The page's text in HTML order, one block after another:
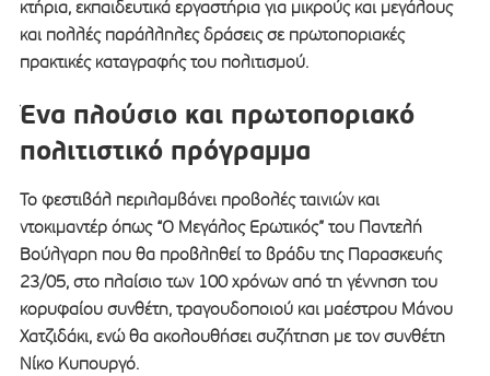
κτήρια, εκπαιδευτικά εργαστήρια για μικρούς και μεγάλους
και πολλές παράλληλες δράσεις σε πρωτοποριακές
πρακτικές καταγραφής του πολιτισμού.
Ένα πλούσιο και πρωτοποριακό
πολιτιστικό πρόγραμμα
Το φεστιβάλ περιλαμβάνει προβολές ταινιών και
ντοκιμαντέρ όπως “Ο Μεγάλος Ερωτικός” του Παντελή
Βούλγαρη που θα προβληθεί το βράδυ της Παρασκευής
23/05, στο πλαίσιο των 100 χρόνων από τη γέννηση του
κορυφαίου συνθέτη, τραγουδοποιού και μαέστρου Μάνου
Χατζιδάκι, ενώ θα ακολουθήσει συζήτηση με τον συνθέτη
Νίκο Κυπουργό.